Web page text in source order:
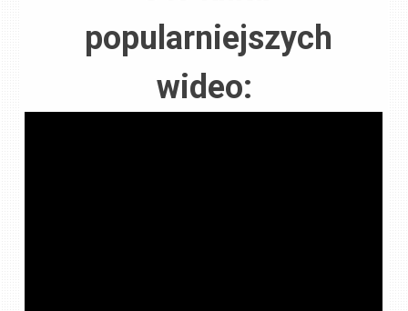
popularniejszych
wideo: